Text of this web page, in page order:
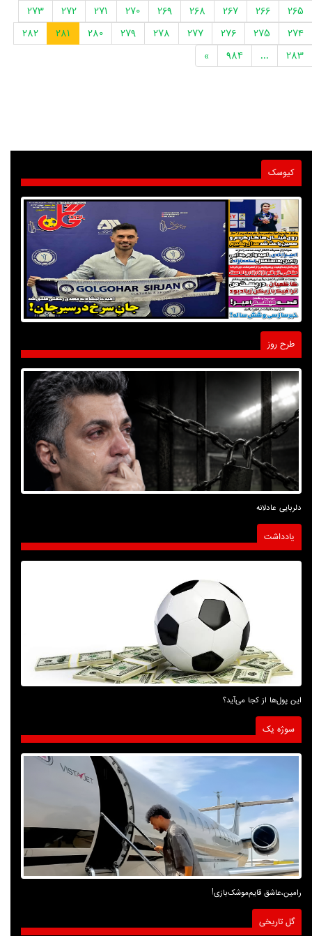
265
266
267
268
269
270
271
272
273
274
275
276
277
278
279
280
281
282
283
...
984
»
کیوسک
طرح روز
دلربایی عادلانه
یادداشت
این پول‌ها از کجا می‌آید؟
سوژه یک
رامین،عاشق قایم‌موشک‌بازی!
گل تاریخی